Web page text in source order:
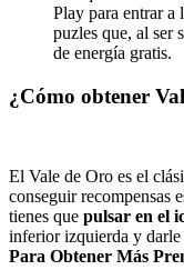
Play para entrar a
puzles que, al ser
de energía gratis.
¿Cómo obtener
El Vale de Oro es el
conseguir recompensas
tienes que pulsar en el
inferior izquierda y darle
Para Obtener Más